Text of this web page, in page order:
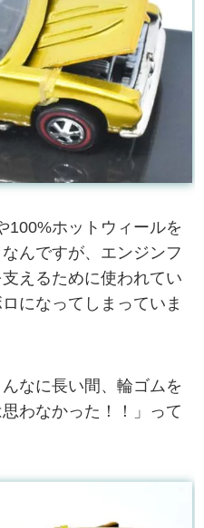
100%ホットウィールを
んですが、エンジンフ
えるために使われてい
になってしまっていま
なに長い間、輪ゴムを
わなかった！！」って